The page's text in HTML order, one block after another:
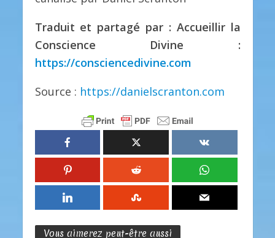
Traduit et partagé par : Accueillir la
Conscience Divine :
https://consciencedivine.com
Source : https://danielscranton.com
Vous aimerez peut-être aussi